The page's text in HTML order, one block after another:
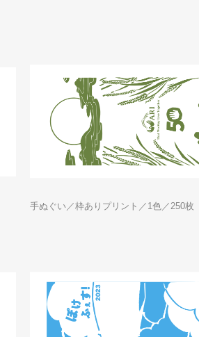
手ぬぐい／枠ありプリント／1色／250枚